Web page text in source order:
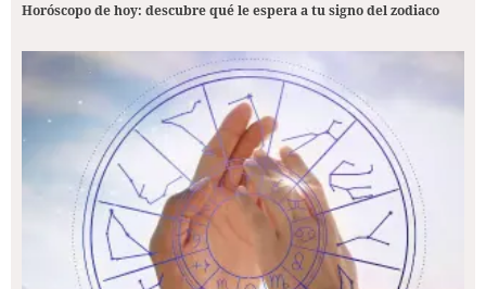
Horóscopo de hoy: descubre qué le espera a tu signo del zodiaco